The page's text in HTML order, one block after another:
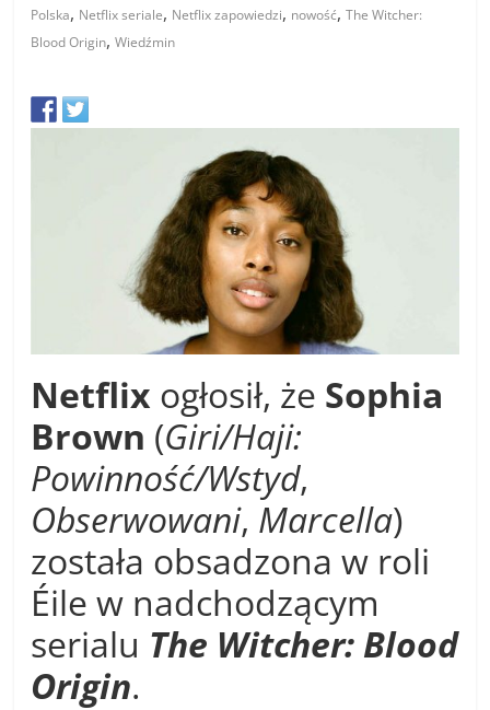
Polska, Netflix seriale, Netflix zapowiedzi, nowość,The Witcher:
Blood Origin,Wiedźmin
Netflix ogłosił, że Sophia
Brown (Giri/Haji:
Powinność/Wstyd,
Obserwowani, Marcella)
została obsadzona w roli
Éile w nadchodzącym
serialu The Witcher: Blood
Origin.